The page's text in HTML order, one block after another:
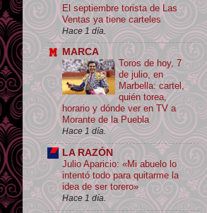
El septiembre torista de Las
Ventas ya tiene carteles
Hace 1 día.
MARCA
Toros de hoy, 7
de julio, en
Marbella: cartel,
quién torea,
horario y dónde ver en TV a
Morante de la Puebla
Hace 1 día.
LA RAZÓN
Julio Aparicio: «Mi abuelo lo
intentó todo para quitarme la
idea de ser torero»
Hace 1 día.